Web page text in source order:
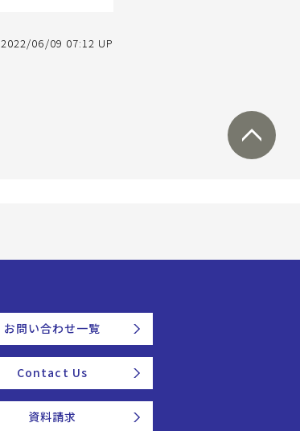
2022/06/09 07:12 UP
お問い合わせ一覧
Contact Us
資料請求